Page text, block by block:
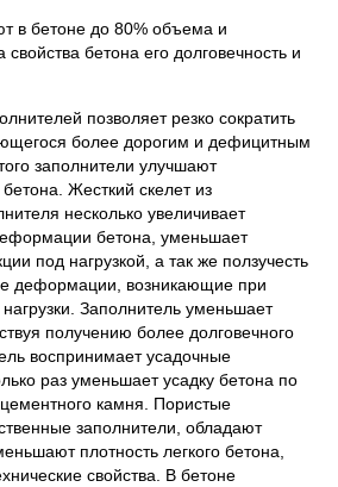
в бетоне до 80% объема и
бетона его долговечность и
позволяет резко сократить
более дорогим и дефицитным
заполнители улучшают
Жесткий скелет из
несколько увеличивает
бетона, уменьшает
под нагрузкой, а так же ползучесть
деформации, возникающие при
Заполнитель уменьшает
получению более долговечного
воспринимает усадочные
раз уменьшает усадку бетона по
камня. Пористые
заполнители, обладают
плотность легкого бетона,
свойства. В бетоне